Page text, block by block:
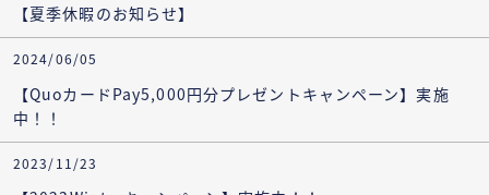
【夏季休暇のお知らせ】
2024/06/05
【QuoカードPay5,000円分プレゼントキャンペーン】実施
中！！
2023/11/23